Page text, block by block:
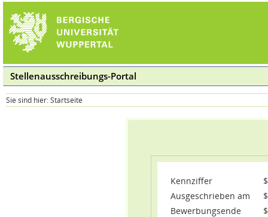
Stellenausschreibungs-Portal
Sie sind hier: Startseite
Kennziffer
Ausgeschrieben am
Bewerbungsende